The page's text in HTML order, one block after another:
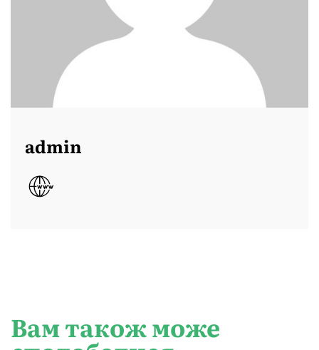
admin
Вам також може